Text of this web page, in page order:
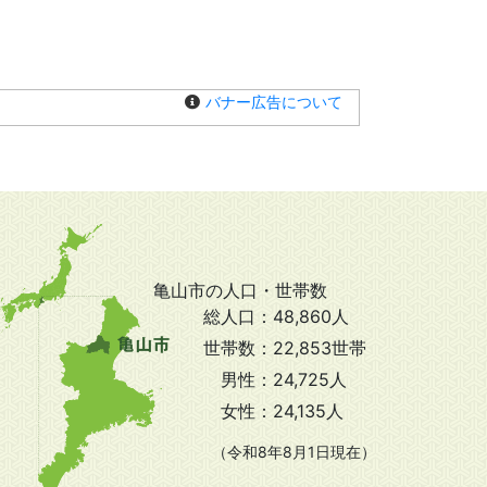
バナー広告について
亀山市の人口・世帯数
総人口： 48,860人
世帯数： 22,853世帯
男性： 24,725人
女性： 24,135人
（令和8年8月1日現在）